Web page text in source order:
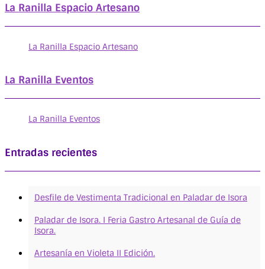
La Ranilla Espacio Artesano
La Ranilla Espacio Artesano
La Ranilla Eventos
La Ranilla Eventos
Entradas recientes
Desfile de Vestimenta Tradicional en Paladar de Isora
Paladar de Isora. I Feria Gastro Artesanal de Guía de
Isora.
Artesanía en Violeta II Edición.